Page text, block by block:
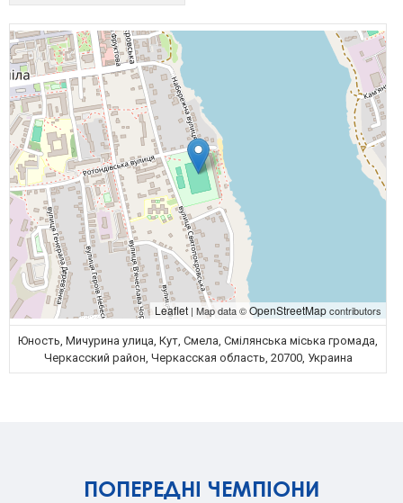
Leaflet | Map data ©OpenStreetMapcontributors
Юность, Мичурина улица, Кут, Смела, Смілянська міська громада,
Черкасский район, Черкасская область, 20700, Украина
ПОПЕРЕДНІ ЧЕМПІОНИ